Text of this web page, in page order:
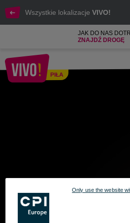
Wszystkie lokalizacje VIVO!
JAK DO NAS
ZNAJDŹ DROGĘ
PIŁA
Złoty przycisk: Wciśnij i wygraj!
Only use the website